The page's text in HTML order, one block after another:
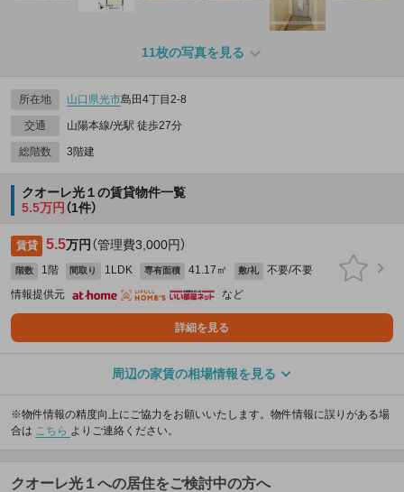
11枚の写真を見る
所在地 山口県光市島田4丁目2-8
交通 山陽本線/光駅 徒歩27分
総階数 3階建
クオーレ光１の賃貸物件一覧
5.5万円 （1件）
賃貸 5.5万円 （管理費3,000円）
階数 1階 間取り 1LDK 専有面積 41.17㎡ 敷/礼
不要/不要
情報提供元
など
詳細を見る
周辺の家賃の相場情報を見る
※物件情報の精度向上にご協力をお願いいたします。物件情報に誤りがある場
合は こちら よりご連絡ください。
クオーレ光１への居住をご検討中の方へ